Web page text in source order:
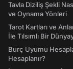
Tavla Diziliş Şekli
ve Oynama Yönleri
Tarot Kartları ve
İle Tılsımlı Bir
Burç Uyumu
Hesaplanır?